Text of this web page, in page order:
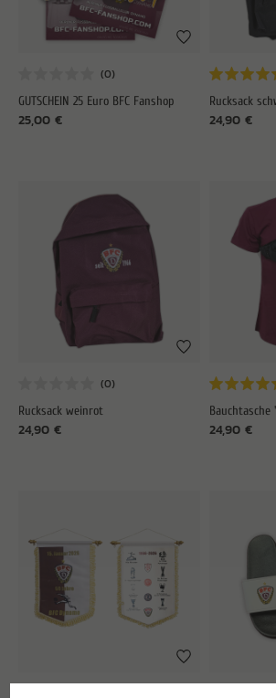
GUTSCHEIN 25 Euro BFC Fanshop
25,00 €
Rucksack
24,90 €
Rucksack weinrot
24,90 €
Bauchtasche
24,90 €